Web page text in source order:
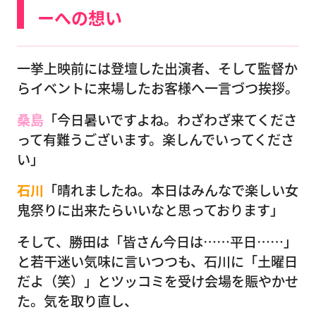
ーへの想い
一挙上映前には登壇した出演者、そして監督か
らイベントに来場したお客様へ一言づつ挨拶。
桑島 「今日暑いですよね。わざわざ来てくださ
って有難うございます。楽しんでいってくださ
い」
石川 「晴れましたね。本日はみんなで楽しい女
鬼祭りに出来たらいいなと思っております」
そして、勝田は「皆さん今日は……平日……」
と若干迷い気味に言いつつも、石川に「土曜日
だよ（笑）」とツッコミを受け会場を賑やかせ
た。気を取り直し、